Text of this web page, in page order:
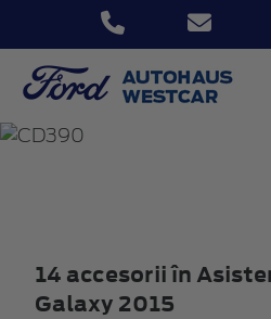
GALAXY
14 accesorii în
Galaxy 2015